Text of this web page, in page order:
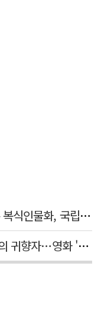
권오창 표준영정화가 "평생 그려온 복식인물화, 국립대구박물관에서 가치 있게 활용되길"
[금주의 이슈] 하늘의 외계인, 바다의 귀향자…영화 '호프'와 '오디세이'